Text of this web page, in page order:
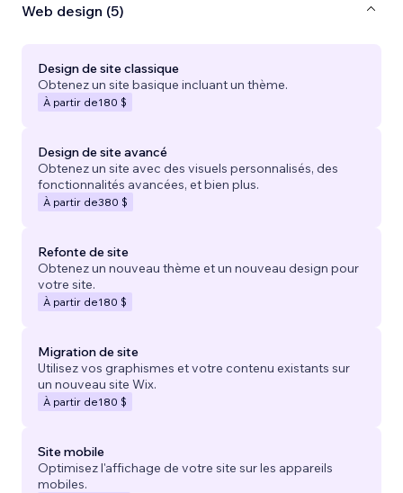
Web design (5)
Design de site classique
Obtenez un site basique incluant un thème.
À partir de180 $
Design de site avancé
Obtenez un site avec des visuels personnalisés, des
fonctionnalités avancées, et bien plus.
À partir de380 $
Refonte de site
Obtenez un nouveau thème et un nouveau design pour
votre site.
À partir de180 $
Migration de site
Utilisez vos graphismes et votre contenu existants sur
un nouveau site Wix.
À partir de180 $
Site mobile
Optimisez l'affichage de votre site sur les appareils
mobiles.